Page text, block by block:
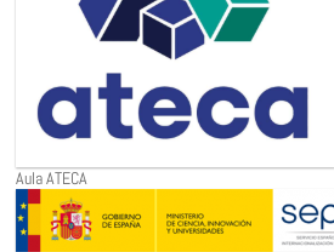
Aula ATECA